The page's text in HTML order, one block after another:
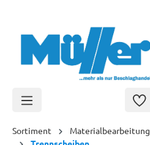
Sortiment Materialbearbeitung